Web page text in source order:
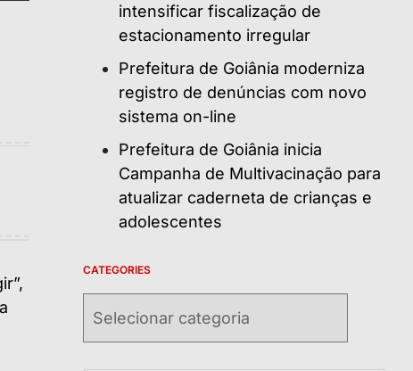
intensificar fiscalização de
estacionamento irregular
Prefeitura de Goiânia moderniza
registro de denúncias com novo
sistema on-line
Prefeitura de Goiânia inicia
Campanha de Multivacinação para
atualizar caderneta de crianças e
adolescentes
CATEGORIES